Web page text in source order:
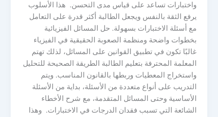
واختبارات تساعد على قياس مدى التحسن. هذا الأسلوب
يرفع الثقة بالنفس ويجعل الطالبة أكثر قدرة على التعامل
مع أسئلة الاختبارات بسهولة. حل المسائل الفيزيائية
بخطوات واضحة ومنظمة الصعوبة الحقيقية في الفيزياء
غالبًا تكون في تطبيق القوانين على المسائل، لذلك تهتم
المعلمة المحترفة بتعليم الطالبة الطريقة الصحيحة للتحليل
واستخراج المعطيات وربطها بالقانون المناسب. ويتم
التدريب على أنواع متعددة من الأسئلة، بداية من الأسئلة
الأساسية وحتى المسائل المتقدمة، مع شرح الأخطاء
الشائعة التي تسبب فقدان الدرجات في الاختبارات. وهذا